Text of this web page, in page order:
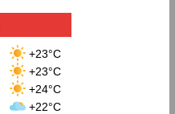
+23°C
+23°C
+24°C
+22°C